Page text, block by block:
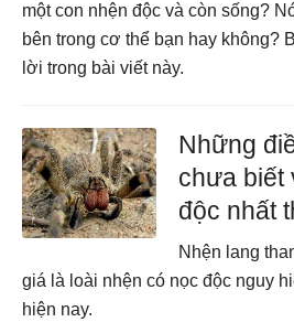
một con nhện độc và còn sống?
bên trong cơ thể bạn hay không?
lời trong bài viết này.
Những
chưa biết
độc nhất
Nhện lang
giá là loài nhện có nọc độc nguy
hiện nay.